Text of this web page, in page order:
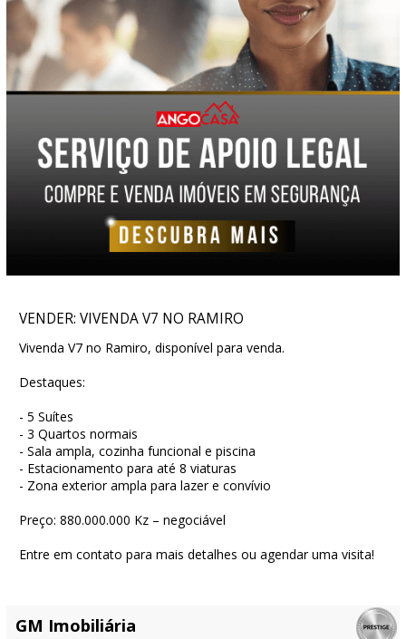
VENDER: VIVENDA V7 NO RAMIRO
Vivenda V7 no Ramiro, disponível para venda.
Destaques:
- 5 Suítes
- 3 Quartos normais
- Sala ampla, cozinha funcional e piscina
- Estacionamento para até 8 viaturas
- Zona exterior ampla para lazer e convívio
Preço: 880.000.000 Kz – negociável
Entre em contato para mais detalhes ou agendar uma visita!
GM Imobiliária